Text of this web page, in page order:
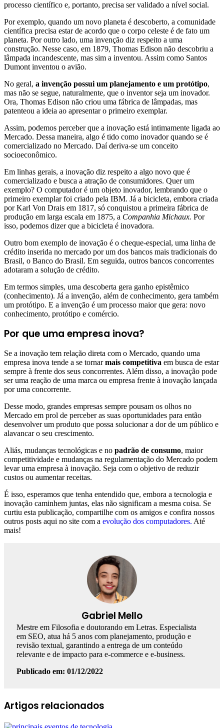
processo científico e, portanto, precisa ser validado a nível social.
Por exemplo, quando um novo planeta é descoberto, a comunidade
científica precisa estar de acordo que o corpo celeste é de fato um
planeta. Por outro lado, uma invenção diz respeito a uma
construção. Nesse caso, em 1879, Thomas Edison não descobriu a
lâmpada incandescente, mas sim a inventou. Assim como Santos
Dumont inventou o avião.
No geral, a invenção possui um planejamento e um protótipo,
mas não se segue, naturalmente, que o inventor seja um inovador.
Ora, Thomas Edison não criou uma fábrica de lâmpadas, mas
patenteou a ideia ao apresentar o primeiro exemplar.
Assim, podemos perceber que a inovação está intimamente ligada ao
Mercado. Dessa maneira, algo é tido como inovador quando se é
comercializado no Mercado. Daí deriva-se um conceito
socioeconômico.
Em linhas gerais, a inovação diz respeito a algo novo que é
comercializado e busca a atração de consumidores. Quer um
exemplo? O computador é um objeto inovador, lembrando que o
primeiro exemplar foi criado pela IBM. Já a bicicleta, embora criada
por Karl Von Drais em 1817, só conquistou a primeira fábrica de
produção em larga escala em 1875, a Companhia Michaux. Por
isso, podemos dizer que a bicicleta é inovadora.
Outro bom exemplo de inovação é o cheque-especial, uma linha de
crédito inserida no mercado por um dos bancos mais tradicionais do
Brasil, o Banco do Brasil. Em seguida, outros bancos concorrentes
adotaram a solução de crédito.
Em termos simples, uma descoberta gera ganho epistêmico
(conhecimento). Já a invenção, além de conhecimento, gera também
um protótipo. E a invenção é um processo maior que gera: novo
conhecimento, protótipo e comércio.
Por que uma empresa inova?
Se a inovação tem relação direta com o Mercado, quando uma
empresa inova tende a se tornarmais competitiva em busca de estar
sempre à frente dos seus concorrentes. Além disso, a inovação pode
ser uma reação de uma marca ou empresa frente à inovação lançada
por uma concorrente.
Desse modo, grandes empresas sempre pousam os olhos no
Mercado em prol de perceber as suas oportunidades para então
desenvolver um produto que possa solucionar a dor de um público e
alavancar o seu crescimento.
Aliás, mudanças tecnológicas e no padrão de consumo, maior
competitividade e mudanças na regulamentação do Mercado podem
levar uma empresa à inovação. Seja com o objetivo de reduzir
custos ou aumentar receitas.
É isso, esperamos que tenha entendido que, embora a tecnologia e
inovação caminhem juntas, elas não significam a mesma coisa. Se
curtiu esta publicação, compartilhe com os amigos e confira nossos
outros posts aqui no site com a evolução dos computadores. Até
mais!
Gabriel Mello
Mestre em Filosofia e doutorando em Letras. Especialista
em SEO, atua há 5 anos com planejamento, produção e
revisão textual, garantindo a entrega de um conteúdo
relevante e de impacto para e-commerce e e-business.
Publicado em: 01/12/2022
Facebook
Linkedin
WhatsApp
Telegram
Artigos relacionados